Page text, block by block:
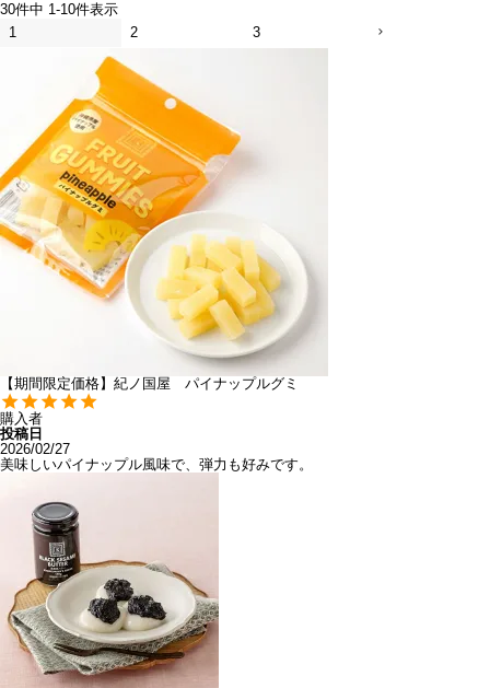
30件中 1-10件表示
1
2 3
【期間限定価格】紀ノ国屋 パイナップルグミ
購入者
投稿日
2026/02/27
美味しいパイナップル風味で、弾力も好みです。